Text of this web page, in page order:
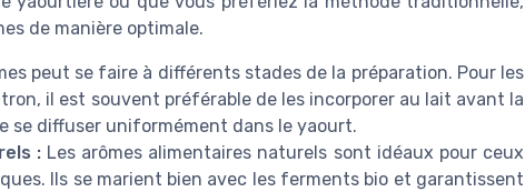
de manière optimale.
peut se faire à différents stades de la préparation. Pour les
il est souvent préférable de les incorporer au lait avant la
se diffuser uniformément dans le yaourt.
:Les arômes alimentaires naturels sont idéaux pour ceux
Ils se marient bien avec les ferments bio et garantissent